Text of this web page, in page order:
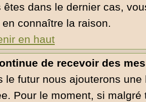
êtes dans le dernier cas,
en connaître la raison.
en haut
de recevoir des
le futur nous ajouterons
Pour le moment, si